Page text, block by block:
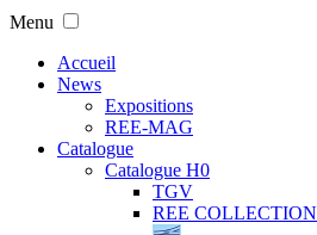
Menu
Accueil
News
Expositions
REE-MAG
Catalogue
Catalogue H0
TGV
REE COLLECTION